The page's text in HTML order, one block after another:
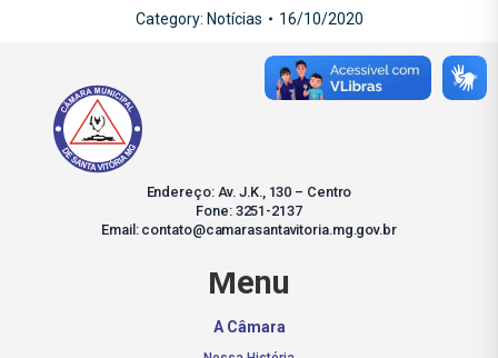
Category: Notícias 16/10/2020
Endereço: Av. J.K., 130 – Centro
Fone: 3251-2137
Email: contato@camarasantavitoria.mg.gov.br
Menu
A Câmara